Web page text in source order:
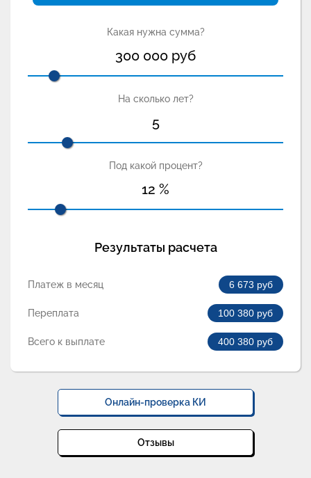
Какая нужна сумма?
300 000 руб
На сколько лет?
5
Под какой процент?
12 %
Результаты расчета
Платеж в месяц 6 673 руб
Переплата 100 380 руб
Всего к выплате 400 380 руб
Онлайн-проверка КИ
Отзывы